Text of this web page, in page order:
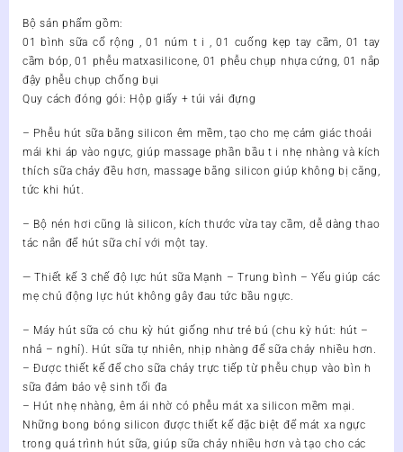
Bộ sản phẩm gồm:
01 bình sữa cổ rộng , 01 núm t i , 01 cuống kẹp tay cầm, 01 tay
cầm bóp, 01 phễu matxasilicone, 01 phễu chụp nhựa cứng, 01 nắp
đậy phễu chụp chống bụi
Quy cách đóng gói: Hộp giấy + túi vải đựng
– Phễu hút sữa bằng silicon êm mềm, tạo cho mẹ cảm giác thoải
mái khi áp vào ngực, giúp massage phần bầu t i nhẹ nhàng và kích
thích sữa chảy đều hơn, massage bằng silicon giúp không bị căng,
tức khi hút.
– Bộ nén hơi cũng là silicon, kích thước vừa tay cầm, dễ dàng thao
tác nắn để hút sữa chỉ với một tay.
— Thiết kế 3 chế độ lực hút sữa Mạnh – Trung bình – Yếu giúp các
mẹ chủ động lực hút không gây đau tức bầu ngực.
– Máy hút sữa có chu kỳ hút giống như trẻ bú (chu kỳ hút: hút –
nhả – nghỉ). Hút sữa tự nhiên, nhịp nhàng để sữa chảy nhiều hơn.
– Được thiết kế để cho sữa chảy trực tiếp từ phễu chụp vào bìn h
sữa đảm bảo vệ sinh tối đa
– Hút nhẹ nhàng, êm ái nhờ có phễu mát xa silicon mềm mại.
Những bong bóng silicon được thiết kế đặc biệt để mát xa ngực
trong quá trình hút sữa, giúp sữa chảy nhiều hơn và tạo cho các